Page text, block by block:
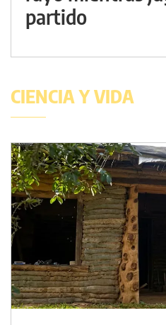
partido
CIENCIA Y VIDA